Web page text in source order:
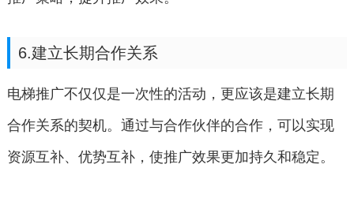
6.建立长期合作关系
电梯推广不仅仅是一次性的活动，更应该是建立长期
合作关系的契机。通过与合作伙伴的合作，可以实现
资源互补、优势互补，使推广效果更加持久和稳定。